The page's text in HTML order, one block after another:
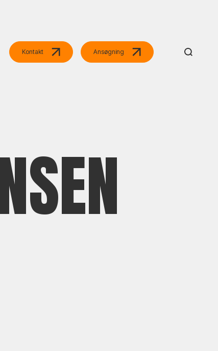
Kontakt Ansøgning